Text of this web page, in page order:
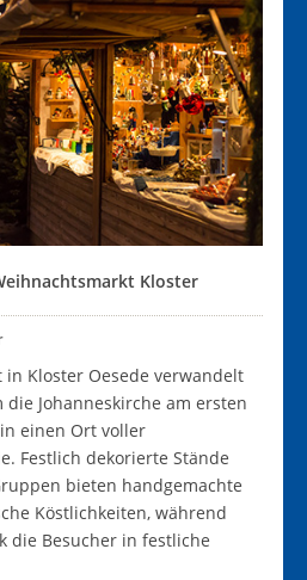
Kloster
Kloster Oesede verwandelt
Johanneskirche am ersten
einen Ort voller
Festlich dekorierte Stände
bieten handgemachte
Köstlichkeiten, während
die Besucher in festliche